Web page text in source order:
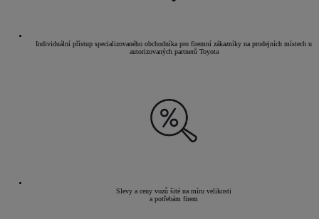
Individuální přístup specializovaného obchodníka pro firemní zákazníky na prodejních místech u
autorizovaných partnerů Toyota
Slevy a ceny vozů šité na míru velikosti
a potřebám firem